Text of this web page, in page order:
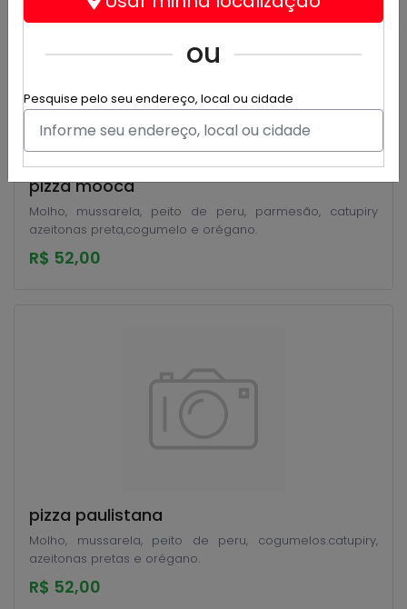
ou
Pesquise pelo seu endereço, local ou cidade
pizza mooca
Molho, mussarela, peito de peru, parmesão, catupiry
azeitonas preta,cogumelo e orégano.
R$ 52,00
pizza paulistana
Molho, mussarela, peito de peru, cogumelos.catupiry,
azeitonas pretas e orégano.
R$ 52,00